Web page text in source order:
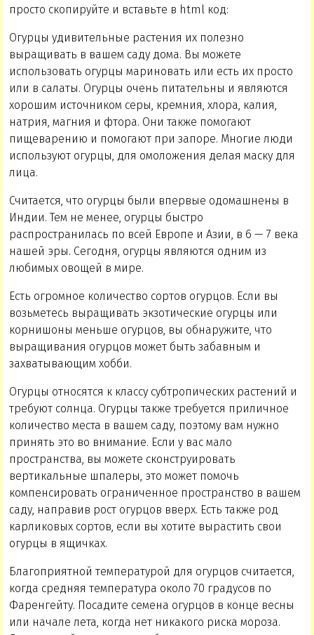
просто скопируйте и вставьте в html код:
Огурцы удивительные растения их полезно
выращивать в вашем саду дома. Вы можете
использовать огурцы мариновать или есть их просто
или в салаты. Огурцы очень питательны и являются
хорошим источником серы, кремния, хлора, калия,
натрия, магния и фтора. Они также помогают
пищеварению и помогают при запоре. Многие люди
используют огурцы, для омоложения делая маску для
лица.
Считается, что огурцы были впервые одомашнены в
Индии. Тем не менее, огурцы быстро
распространилась по всей Европе и Азии, в 6 — 7 века
нашей эры. Сегодня, огурцы являются одним из
любимых овощей в мире.
Есть огромное количество сортов огурцов. Если вы
возьметесь выращивать экзотические огурцы или
корнишоны меньше огурцов, вы обнаружите, что
выращивания огурцов может быть забавным и
захватывающим хобби.
Огурцы относятся к классу субтропических растений и
требуют солнца. Огурцы также требуется приличное
количество места в вашем саду, поэтому вам нужно
принять это во внимание. Если у вас мало
пространства, вы можете сконструировать
вертикальные шпалеры, это может помочь
компенсировать ограниченное пространство в вашем
саду, направив рост огурцов вверх. Есть также род
карликовых сортов, если вы хотите вырастить свои
огурцы в ящичках.
Благоприятной температурой для огурцов считается,
когда средняя температура около 70 градусов по
Фаренгейту. Посадите семена огурцов в конце весны
или начале лета, когда нет никакого риска мороза.